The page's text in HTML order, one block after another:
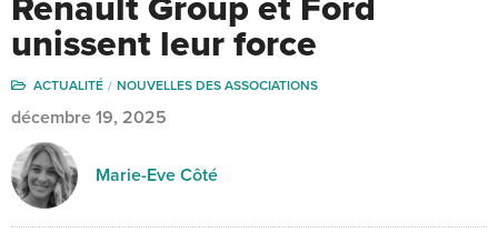
Renault Group et Ford
unissent leur force
ACTUALITÉ NOUVELLES DES ASSOCIATIONS
décembre 19, 2025
Marie-Eve Côté